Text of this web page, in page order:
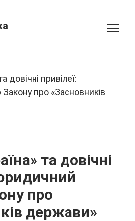
та довічні
про
держави»